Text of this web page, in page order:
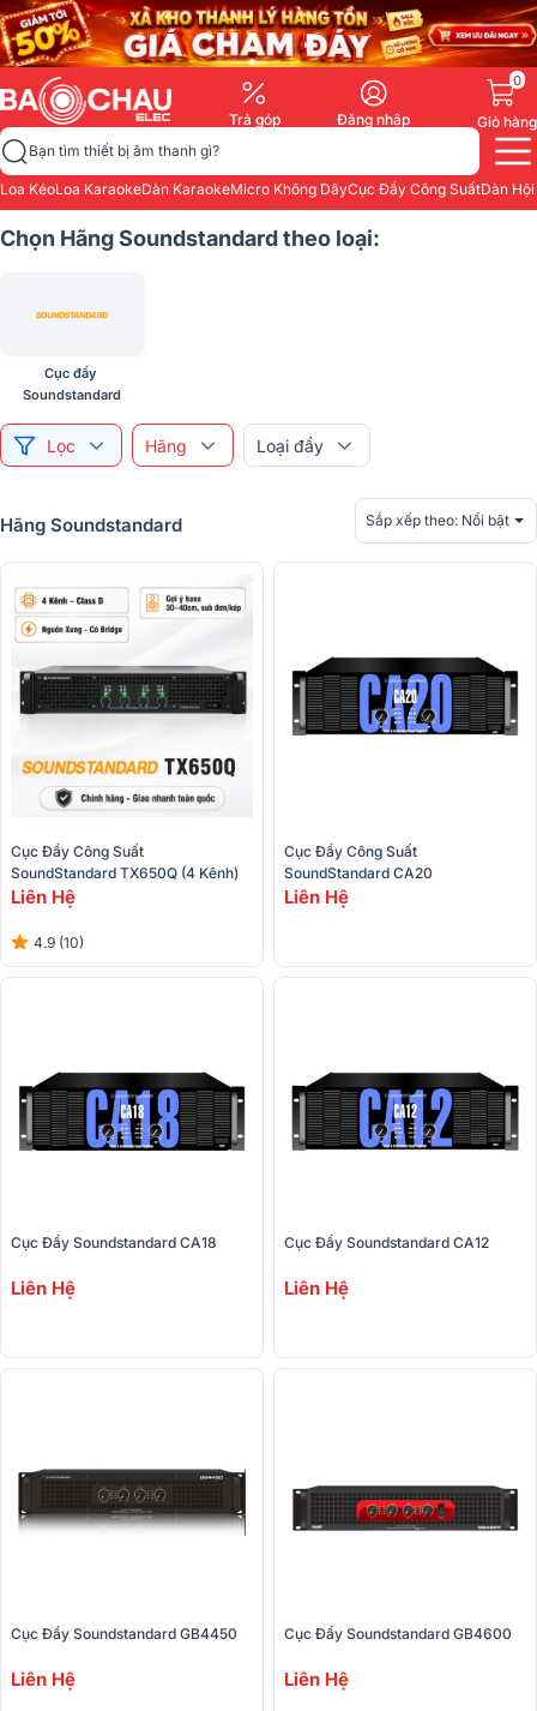
Trả góp Đăng nhập
0
Giỏ hàng
Bạn tìm thiết bị âm thanh gì?
Loa KéoLoa KaraokeDàn KaraokeMicro Không DâyCục Đẩy Công SuấtDàn
Chọn Hãng Soundstandard theo loại:
Cục đẩy
Soundstandard
Lọc Hãng Loại đẩy
Hãng Soundstandard Sắp xếp theo: Nổi bật
Cục Đẩy Công Suất
SoundStandard TX650Q (4 Kênh)
Liên Hệ
4.9 (10)
Cục Đẩy Công Suất
SoundStandard CA20
Liên Hệ
Cục Đẩy Soundstandard CA18
Liên Hệ
Cục Đẩy Soundstandard CA12
Liên Hệ
Cục Đẩy Soundstandard GB4450
Liên Hệ
Cục Đẩy Soundstandard GB4600
Liên Hệ